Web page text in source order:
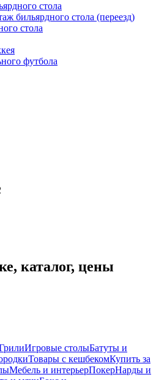
стола
бильярдного стола (переезд)
стола
футбола
каталог, цены
Игровые столыБатуты и
Товары с кешбекомКупить за
Мебель и интерьерПокерНарды и